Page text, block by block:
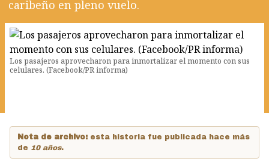
caribeño en pleno vuelo.
Los pasajeros aprovecharon para inmortalizar el momento con sus
celulares. (Facebook/PR informa)
Nota de archivo: esta historia fue publicada hace más
de 10 años.